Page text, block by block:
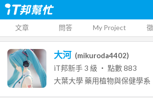
文章 問答 My Project
大河 (mikuroda4402)
iT邦新手 3 級 ‧ 點數883
大葉大學 藥用植物與保健學系